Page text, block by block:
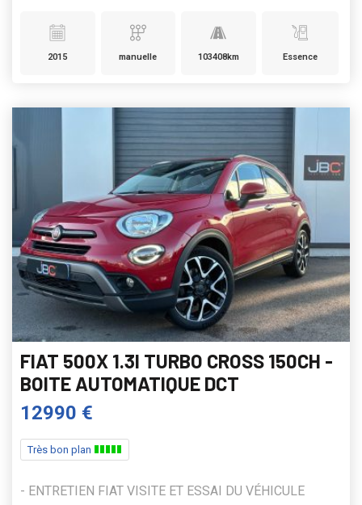
2015 manuelle 103408km Essence
FIAT 500X 1.3I TURBO CROSS 150CH -
BOITE AUTOMATIQUE DCT
12990 €
Très bon plan
- ENTRETIEN FIAT VISITE ET ESSAI DU VÉHICULE